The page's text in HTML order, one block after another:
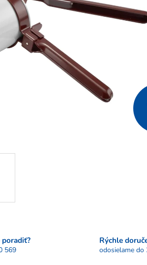
569
Rýchle
odosielame do